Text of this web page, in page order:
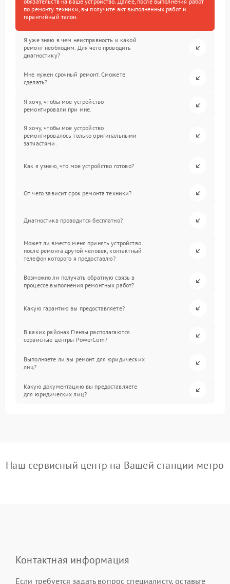
по ремонту техники, вы получите акт выполненных работ и
гарантийный талон.
Я уже знаю в чем неисправность и какой
ремонт необходим. Для чего проводить
диагностику?
Мне нужен срочный ремонт. Сможете
сделать?
Я хочу, чтобы мое устройство
ремонтировали при мне.
Я хочу, чтобы мое устройство
ремонтировалось только оригинальными
запчастями.
Как я узнаю, что мое устройство готово?
От чего зависит срок ремонта техники?
Диагностика проводится бесплатно?
Может ли вместо меня принять устройство
после ремонта другой человек, контактный
телефон которого я предоставлю?
Возможно ли получать обратную связь в
процессе выполнения ремонтных работ?
Какую гарантию вы предоставляете?
В каких районах Пензы располагаются
сервисные центры PowerCom?
Выполняете ли вы ремонт для юридических
лиц?
Какую документацию вы предоставляете
для юридических лиц?
Наш сервисный центр на Вашей станции метро
Контактная информация
Если требуется задать вопрос специалисту, оставьте